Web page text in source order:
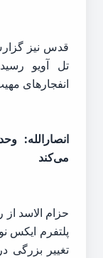
قدس نیز
تل آویو
انفجارهای
انصارالله:
می‌کند
حزام الاسد
پلتفرم ایکس
تغییر بزرگی